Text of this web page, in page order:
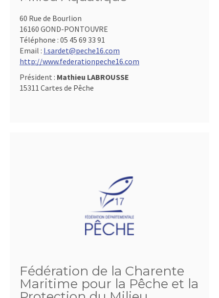
60 Rue de Bourlion
16160 GOND-PONTOUVRE
Téléphone : 05 45 69 33 91
Email : l.sardet@peche16.com
http://www.federationpeche16.com
Président : Mathieu LABROUSSE
15311 Cartes de Pêche
Fédération de la Charente
Maritime pour la Pêche et la